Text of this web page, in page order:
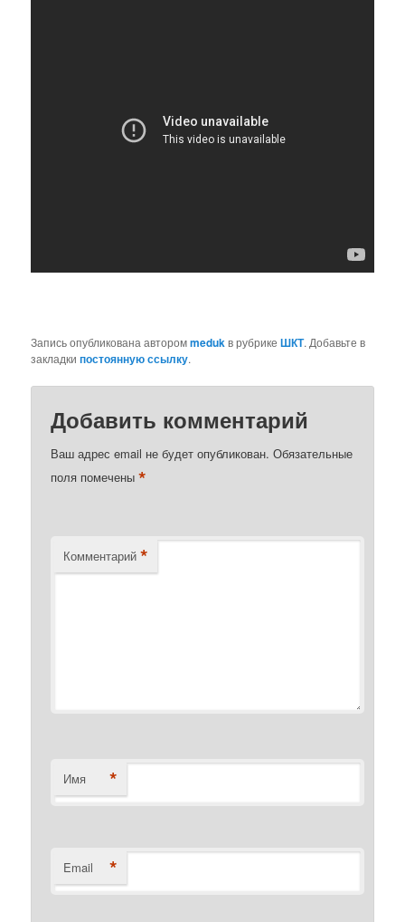
Запись опубликована авторомmedukв рубрикеШКТ. Добавьте в
закладкипостоянную ссылку.
Добавить комментарий
Ваш адрес email не будет опубликован. Обязательные
поля помечены*
Комментарий *
Имя *
Email *